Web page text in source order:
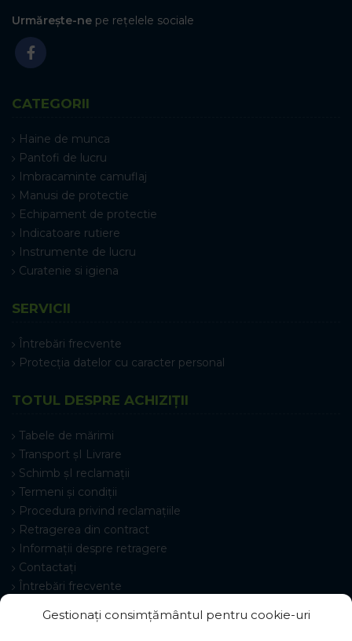
Gestionați consimțământul pentru cookie-uri
Urmărește-ne pe rețelele sociale
CATEGORII
Haine de munca
Pantofi de lucru
Imbracaminte camuflaj
Manusi de protectie
Echipament de protectie
Indicatoare rutiere
Instrumente de lucru
Curatenie si igiena
SERVICII
Întrebări frecvente
Protecția datelor cu caracter personal
TOTUL DESPRE ACHIZIȚII
Tabele de mărimi
Transport șI Livrare
Schimb șI reclamații
Termeni și condiții
Procedura privind reclamațiile
Retragerea din contract
Informații despre retragere
Contactați
Întrebări frecvente